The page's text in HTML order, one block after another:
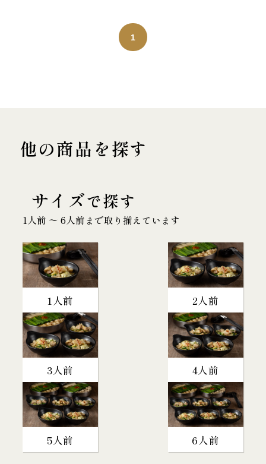
1
他の商品を探す
サイズで探す
1人前 〜 6人前まで取り揃えています
1人前 2人前
3人前 4人前
5人前 6人前